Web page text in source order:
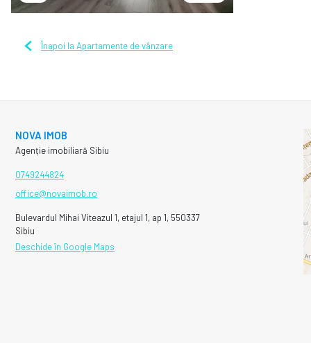
Înapoi la Apartamente de vânzare
NOVA IMOB
Agenție imobiliară Sibiu
0749244824
office@novaimob.ro
Bulevardul Mihai Viteazul 1, etajul 1, ap 1, 550337
Sibiu
Deschide în Google Maps